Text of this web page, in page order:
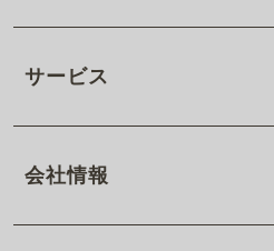
サービス
会社情報